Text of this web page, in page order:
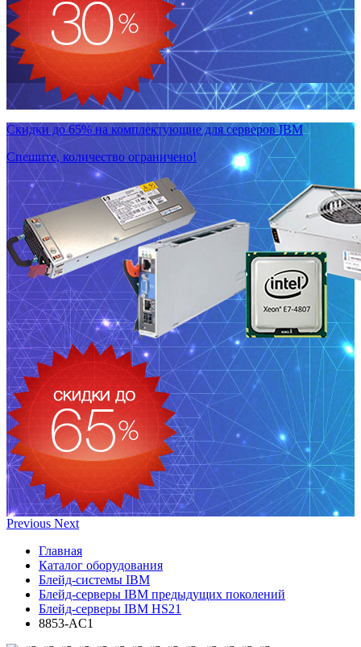
Скидки до 65% на комплектующие для серверов IBM
Спешите, количество ограничено!
Previous Next
Главная
Каталог оборудования
Блейд-системы IBM
Блейд-серверы IBM предыдущих поколений
Блейд-серверы IBM HS21
8853-AC1